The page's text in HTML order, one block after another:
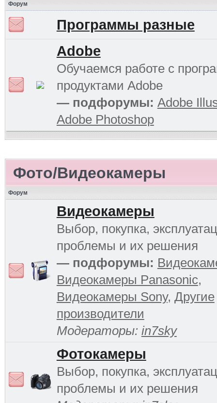
Форум
Программы разные
Adobe
Обучаемся работе с
продуктами Adobe
— подфорумы: Adobe
Adobe Photoshop
Фото/Видеокамеры
Форум
Видеокамеры
Выбор, покупка,
проблемы и их решения
— подфорумы:
Видеокамеры Panasonic,
Видеокамеры Sony, Другие
производители
Модераторы: in7sky
Фотокамеры
Выбор, покупка,
проблемы и их решения